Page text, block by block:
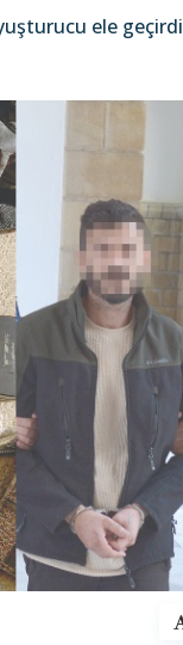
ele geçirdi